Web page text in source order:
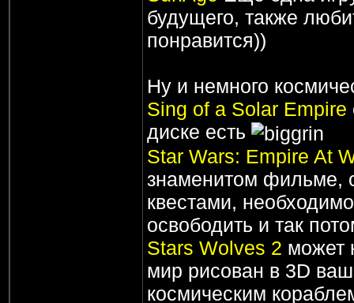
будущего, также
понравится))
Ну и немного
Sing of a Solar Empire
диске есть
Star Wars: Empire At
знаменитом фильме,
квестами,
освободить и так
Stars Wolves 2 может
мир рисован в 3D
космическим